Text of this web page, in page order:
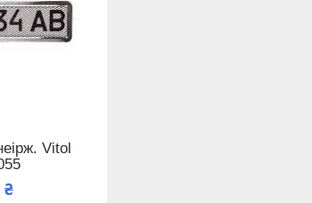
Vitol
₴